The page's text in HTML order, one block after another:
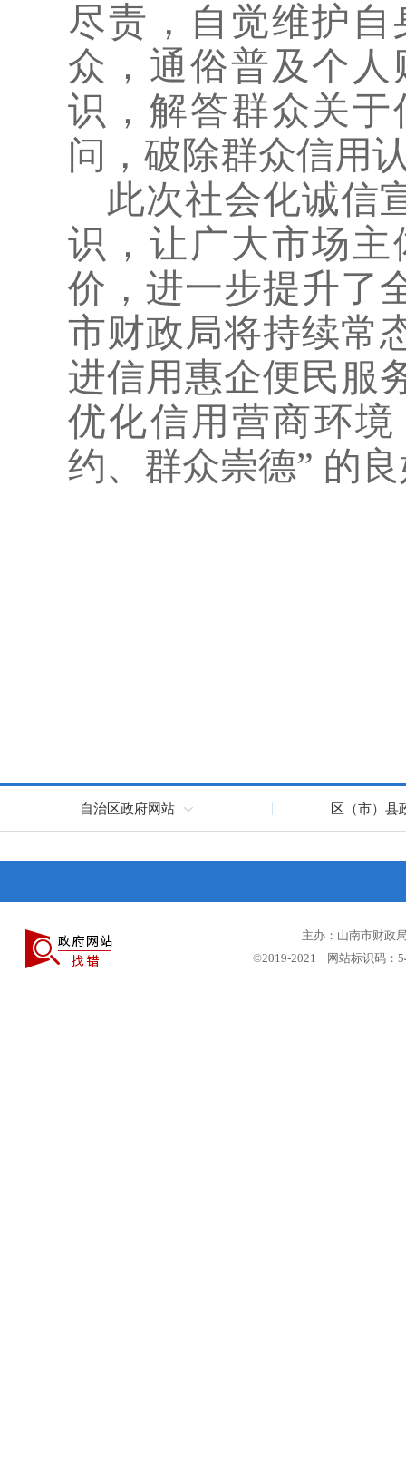
尽责，自觉维护
众，通俗普及个
识，解答群众关
问，破除群众信用
此次社会化诚信
识，让广大市场
价，进一步提升了
市财政局将持续常
进信用惠企便民服
优化信用营商环
约、群众崇德” 的
自治区政府网站 区（市）县
主办：山南市财政
©2019-2021 网站标识码：